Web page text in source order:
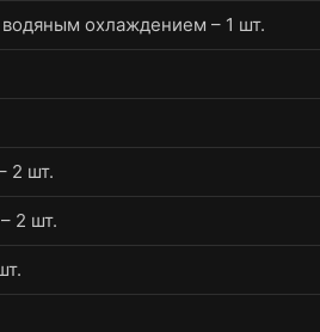
охлаждением – 1 шт.
2 шт.
2 шт.